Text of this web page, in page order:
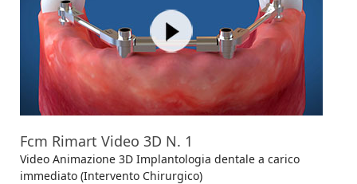
Fcm Rimart Video 3D N. 1
Video Animazione 3D Implantologia dentale a carico
immediato (Intervento Chirurgico)